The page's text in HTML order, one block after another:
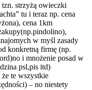
strzyżą owieczki
tu i teraz np. cena
cena 1km
w myśl zasady
konkretną firmę (np.
i mnożenie posad w
psl,pis itd)
te wszystkie
– no niestety